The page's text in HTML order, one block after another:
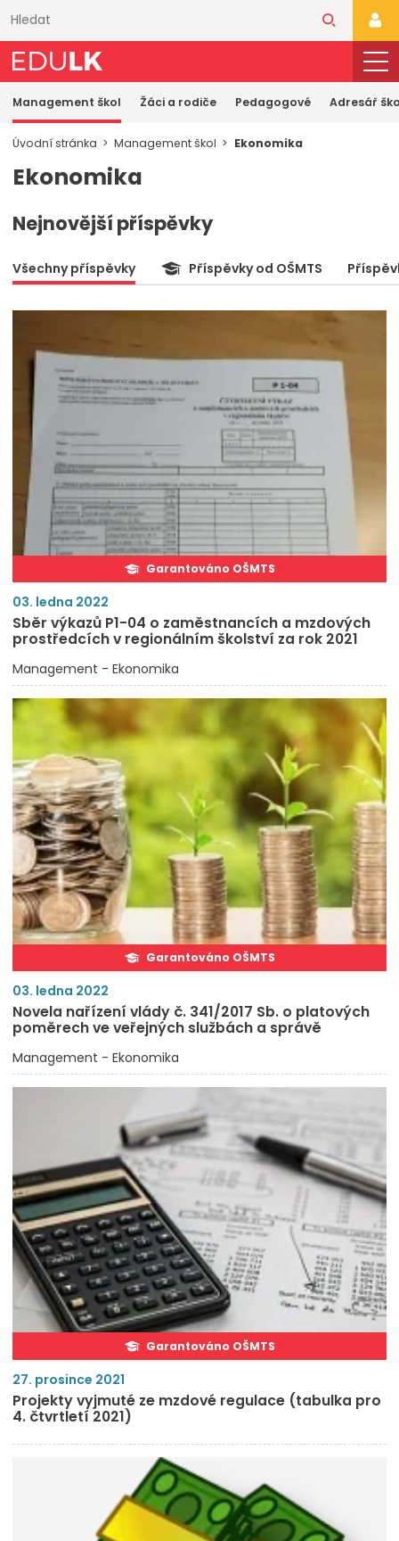
obsahu
Management škol Žáci a rodiče Pedagogové Adresář
Úvodní stránka Management škol Ekonomika
Ekonomika
Nejnovější příspěvky
Všechny příspěvky Příspěvky od OŠMTS
Garantováno OŠMTS
03. ledna 2022
Sběr výkazů P1-04 o zaměstnancích a mzdových
prostředcích v regionálním školství za rok 2021
Management - Ekonomika
Garantováno OŠMTS
03. ledna 2022
Novela nařízení vlády č. 341/2017 Sb. o platových
poměrech ve veřejných službách a správě
Management - Ekonomika
Garantováno OŠMTS
27. prosince 2021
Projekty vyjmuté ze mzdové regulace (tabulka pro
4. čtvrtletí 2021)